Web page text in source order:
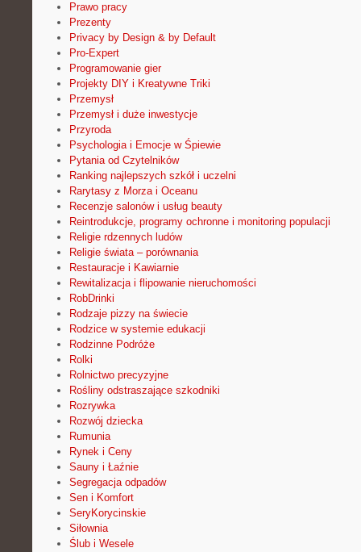
Prawo pracy
Prezenty
Privacy by Design & by Default
Pro-Expert
Programowanie gier
Projekty DIY i Kreatywne Triki
Przemysł
Przemysł i duże inwestycje
Przyroda
Psychologia i Emocje w Śpiewie
Pytania od Czytelników
Ranking najlepszych szkół i uczelni
Rarytasy z Morza i Oceanu
Recenzje salonów i usług beauty
Reintrodukcje, programy ochronne i monitoring populacji
Religie rdzennych ludów
Religie świata – porównania
Restauracje i Kawiarnie
Rewitalizacja i flipowanie nieruchomości
RobDrinki
Rodzaje pizzy na świecie
Rodzice w systemie edukacji
Rodzinne Podróże
Rolki
Rolnictwo precyzyjne
Rośliny odstraszające szkodniki
Rozrywka
Rozwój dziecka
Rumunia
Rynek i Ceny
Sauny i Łaźnie
Segregacja odpadów
Sen i Komfort
SeryKorycinskie
Siłownia
Ślub i Wesele